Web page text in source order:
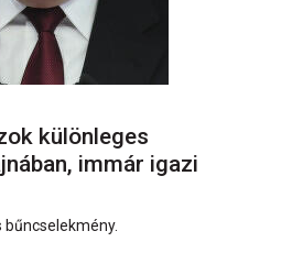
különleges
immár igazi